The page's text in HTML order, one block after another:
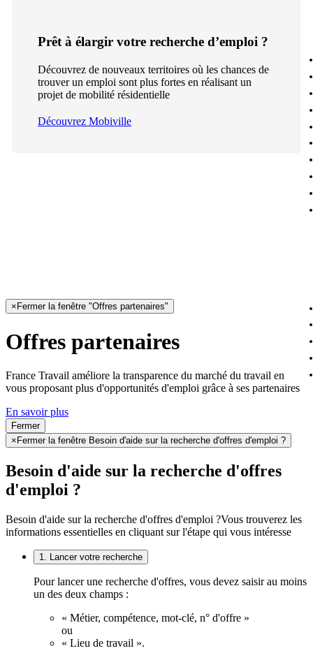
Prêt à élargir votre recherche d’emploi ?
Découvrez de nouveaux territoires où les chances de
trouver un emploi sont plus fortes en réalisant un
projet de mobilité résidentielle
Découvrez Mobiville
× Fermer la fenêtre "Offres partenaires"
Offres partenaires
France Travail améliore la transparence du marché du travail en
vous proposant plus d'opportunités d'emploi grâce à ses partenaires
En savoir plus
Fermer
× Fermer la fenêtre Besoin d'aide sur la recherche d'offres d'emploi ?
Besoin d'aide sur la recherche d'offres
d'emploi ?
Besoin d'aide sur la recherche d'offres d'emploi ?Vous trouverez les
informations essentielles en cliquant sur l'étape qui vous intéresse
1. Lancer votre recherche
Pour lancer une recherche d'offres, vous devez saisir au moins
un des deux champs :
« Métier, compétence, mot-clé, n° d'offre »
ou
« Lieu de travail ».